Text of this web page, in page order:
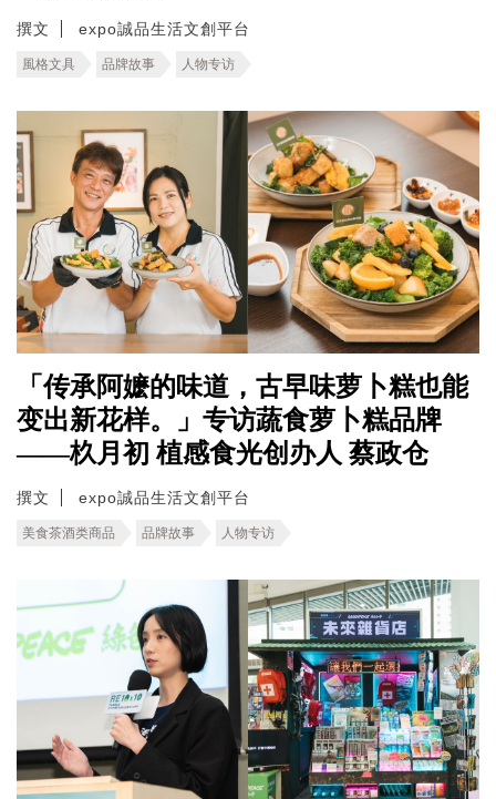
撰文 expo誠品生活文創平台
風格文具 品牌故事 人物专访
「传承阿嬷的味道，古早味萝卜糕也能
变出新花样。」专访蔬食萝卜糕品牌
——杦月初 植感食光创办人 蔡政仓
撰文 expo誠品生活文創平台
美食茶酒类商品 品牌故事 人物专访